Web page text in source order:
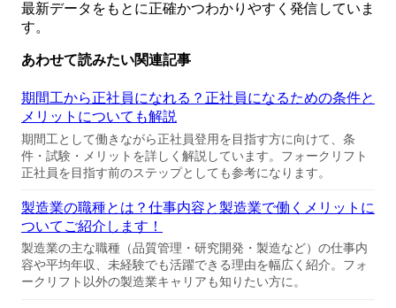
最新データをもとに正確かつわかりやすく発信していま
す。
あわせて読みたい関連記事
期間工から正社員になれる？正社員になるための条件と
メリットについても解説
期間工として働きながら正社員登用を目指す方に向けて、条
件・試験・メリットを詳しく解説しています。フォークリフト
正社員を目指す前のステップとしても参考になります。
製造業の職種とは？仕事内容と製造業で働くメリットに
ついてご紹介します！
製造業の主な職種（品質管理・研究開発・製造など）の仕事内
容や平均年収、未経験でも活躍できる理由を幅広く紹介。フォ
ークリフト以外の製造業キャリアも知りたい方に。